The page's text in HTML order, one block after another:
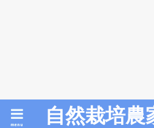
自然栽培農
menu